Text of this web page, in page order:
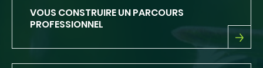
VOUS CONSTRUIRE UN PARCOURS
PROFESSIONNEL
VOUS